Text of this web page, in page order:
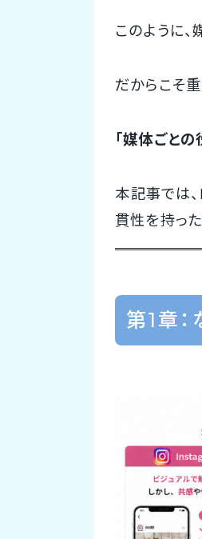
このように
だからこそ重
「媒体ごと
本記事では
貫性を持っ
第1章